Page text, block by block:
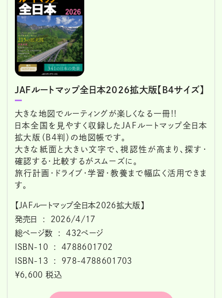
JAFルートマップ全日本2026拡大版【B4サイズ】
大きな地図でルーティングが楽しくなる一冊!!
日本全国を見やすく収録したJAFルートマップ全日本
拡大版（B4判）の地図帳です。
大きな紙面と大きい文字で、視認性が高まり、探す・
確認する・比較するがスムーズに。
旅行計画・ドライブ・学習・教養まで幅広く活用できま
す。
【JAFルートマップ全日本2026拡大版】
発売日 ‏ : ‎ 2026/4/17
総ページ数 ‏ : ‎ 432ページ
ISBN-10 ‏ : ‎ 4788601702
ISBN-13 ‏ : ‎ 978-4788601703
￥6,600 税込